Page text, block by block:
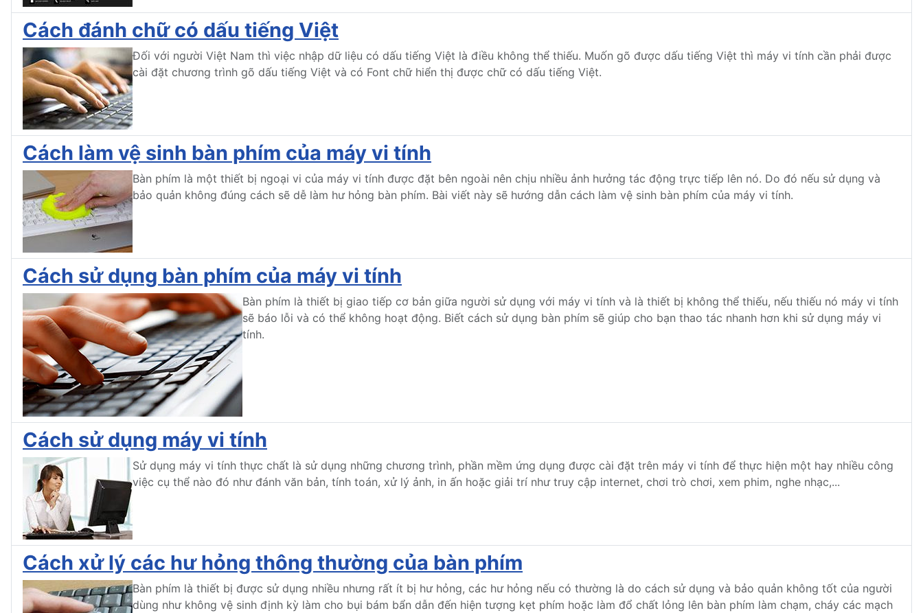
Cách đánh chữ có dấu tiếng Việt
Đối với người Việt Nam thì việc nhập dữ liệu có dấu tiếng Việt là điều không thể thiếu. Muốn gõ được dấu tiếng Việt thì máy vi tính cần phải được
cài đặt chương trình gõ dấu tiếng Việt và có Font chữ hiển thị được chữ có dấu tiếng Việt.
Cách làm vệ sinh bàn phím của máy vi tính
Bàn phím là một thiết bị ngoại vi của máy vi tính được đặt bên ngoài nên chịu nhiều ảnh hưởng tác động trực tiếp lên nó. Do đó nếu sử dụng và
bảo quản không đúng cách sẽ dễ làm hư hỏng bàn phím. Bài viết này sẽ hướng dẫn cách làm vệ sinh bàn phím của máy vi tính.
Cách sử dụng bàn phím của máy vi tính
Bàn phím là thiết bị giao tiếp cơ bản giữa người sử dụng với máy vi tính và là thiết bị không thể thiếu, nếu thiếu nó máy vi tính
sẽ báo lỗi và có thể không hoạt động. Biết cách sử dụng bàn phím sẽ giúp cho bạn thao tác nhanh hơn khi sử dụng máy vi
tính.
Cách sử dụng máy vi tính
Sử dụng máy vi tính thực chất là sử dụng những chương trình, phần mềm ứng dụng được cài đặt trên máy vi tính để thực hiện một hay nhiều công
việc cụ thể nào đó như đánh văn bản, tính toán, xử lý ảnh, in ấn hoặc giải trí như truy cập internet, chơi trò chơi, xem phim, nghe nhạc,...
Cách xử lý các hư hỏng thông thường của bàn phím
Bàn phím là thiết bị được sử dụng nhiều nhưng rất ít bị hư hỏng, các hư hỏng nếu có thường là do cách sử dụng và bảo quản không tốt của người
dùng như không vệ sinh định kỳ làm cho bụi bám bẩn dẫn đến hiện tượng kẹt phím hoặc làm đổ chất lỏng lên bàn phím làm chạm, cháy các mạch